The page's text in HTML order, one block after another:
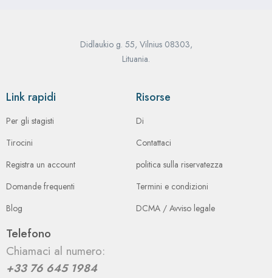
Didlaukio g. 55, Vilnius 08303,
Lituania.
Link rapidi
Per gli stagisti
Tirocini
Registra un account
Domande frequenti
Blog
Risorse
Di
Contattaci
politica sulla riservatezza
Termini e condizioni
DCMA / Avviso legale
Telefono
Chiamaci al numero:
+33 76 645 1984